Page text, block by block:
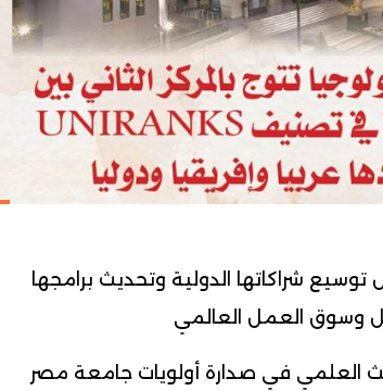
شراكاتها الدولية وتحديث برامجها
وسوق العمل العالمي
العلمي في صدارة أولويات جامعة مصر